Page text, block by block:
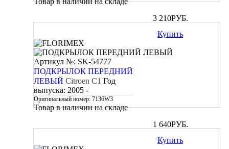
3 210РУБ.
Купить
Артикул №: SK-54777
ПОДКРЫЛОК ПЕРЕДНИЙ
ЛЕВЫЙ Citroen C1 Год
выпуска: 2005 -
Оригинальный номер: 7136W3
Товар в наличии на складе
1 640РУБ.
Купить